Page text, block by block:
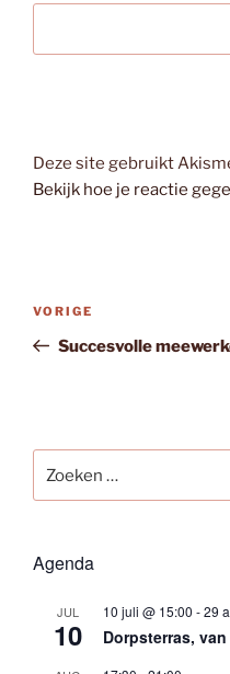
Deze site gebruikt
Bekijk hoe je reactie
Vorig
bericht
VORIGE
Succesvolle
naar:
Agenda
JUL
10
10 juli @ 15:00 -29
Dorpsterras,